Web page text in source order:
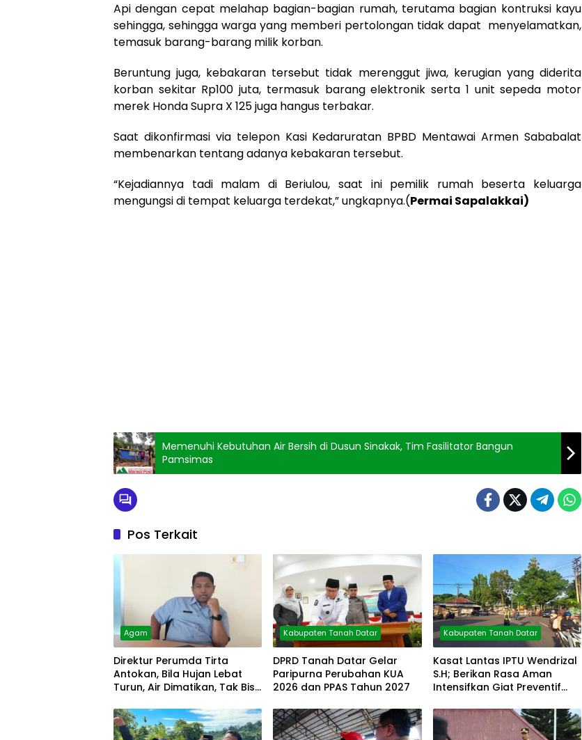
Api dengan cepat melahap bagian-bagian rumah, terutama bagian kontruksi kayu
sehingga, sehingga warga yang memberi pertolongan tidak dapat menyelamatkan,
temasuk barang-barang milik korban.
Beruntung juga, kebakaran tersebut tidak merenggut jiwa, kerugian yang diderita
korban sekitar Rp100 juta, termasuk barang elektronik serta 1 unit sepeda motor
merek Honda Supra X 125 juga hangus terbakar.
Saat dikonfirmasi via telepon Kasi Kedaruratan BPBD Mentawai Armen Sababalat
membenarkan tentang adanya kebakaran tersebut.
“Kejadiannya tadi malam di Beriulou, saat ini pemilik rumah beserta keluarga
mengungsi di tempat keluarga terdekat,” ungkapnya.(Permai Sapalakkai)
Memenuhi Kebutuhan Air Bersih di Dusun Sinakak, Tim Fasilitator Bangun
Pamsimas
Pos Terkait
Agam
Direktur Perumda Tirta
Antokan, Bila Hujan Lebat
Turun, Air Dimatikan, Tak Bisa
Kabupaten Tanah Datar
DPRD Tanah Datar Gelar
Paripurna Perubahan KUA
2026 dan PPAS Tahun 2027
Kabupaten Tanah Datar
Kasat Lantas IPTU Wendrizal
S.H; Berikan Rasa Aman
Intensifkan Giat Preventif